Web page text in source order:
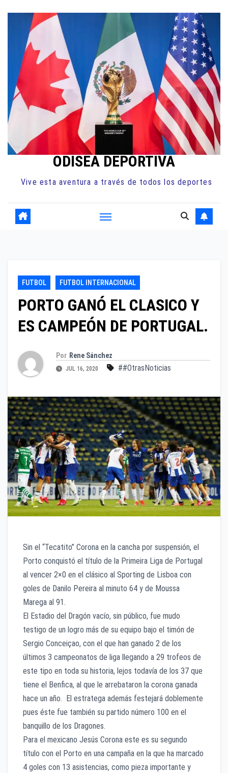
contenido
ODISEA DEPORTIVA
Vive esta aventura a través de todos los deportes
FUTBOL FUTBOL INTERNACIONAL
PORTO GANÓ EL CLASICO Y
ES CAMPEÓN DE PORTUGAL.
Por Rene Sánchez
JUL 16, 2020 ##OtrasNoticias
Sin el “Tecatito” Corona en la cancha por suspensión, el
Porto conquistó el título de la Primeira Liga de Portugal
al vencer 2×0 en el clásico al Sporting de Lisboa con
goles de Danilo Pereira al minuto 64 y de Moussa
Marega al 91.
El Estadio del Dragón vacío, sin público, fue mudo
testigo de un logro más de su equipo bajo el timón de
Sergio Conceiçao, con el que han ganado 2 de los
últimos 3 campeonatos de liga llegando a 29 trofeos de
este tipo en toda su historia, lejos todavía de los 37 que
tiene el Benfica, al que le arrebataron la corona ganada
hace un año. El estratega además festejará doblemente
pues éste fue también su partido número 100 en el
banquillo de los Dragones.
Para el mexicano Jesús Corona este es su segundo
título con el Porto en una campaña en la que ha marcado
4 goles con 13 asistencias, como pieza importante y